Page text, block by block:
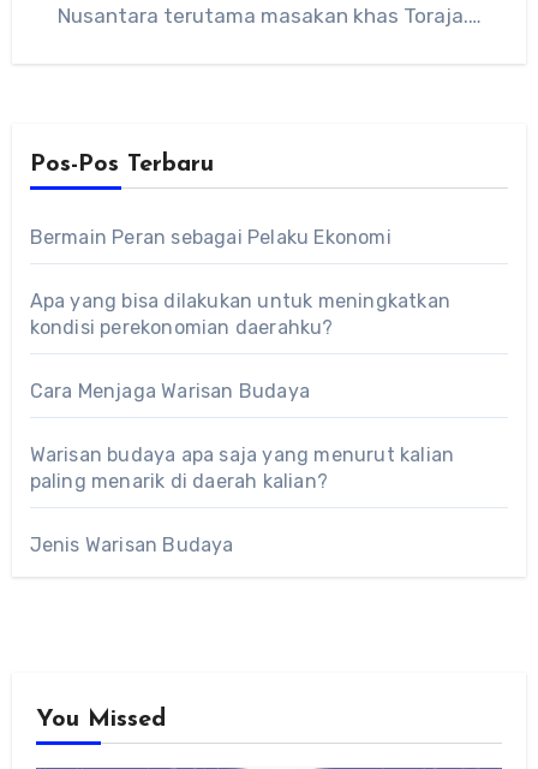
Nusantara terutama masakan khas Toraja.…
Pos-Pos Terbaru
Bermain Peran sebagai Pelaku Ekonomi
Apa yang bisa dilakukan untuk meningkatkan
kondisi perekonomian daerahku?
Cara Menjaga Warisan Budaya
Warisan budaya apa saja yang menurut kalian
paling menarik di daerah kalian?
Jenis Warisan Budaya
You Missed